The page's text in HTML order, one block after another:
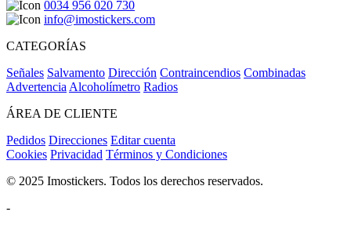
0034 956 020 730
info@imostickers.com
CATEGORÍAS
Señales Salvamento Dirección Contraincendios Combinadas
Advertencia Alcoholímetro Radios
ÁREA DE CLIENTE
Pedidos Direcciones Editar cuenta
Cookies Privacidad Términos y Condiciones
© 2025 Imostickers. Todos los derechos reservados.
-